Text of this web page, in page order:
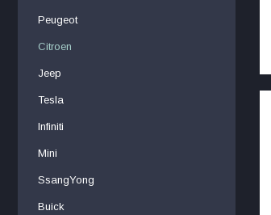
Peugeot
Citroen
Jeep
Tesla
Infiniti
Mini
SsangYong
Buick